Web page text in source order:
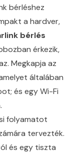
bérléshez
a hardver,
bérlés
érkezik,
Megkapja az
általában
és egy Wi-Fi
folyamatot
tervezték.
és egy tiszta